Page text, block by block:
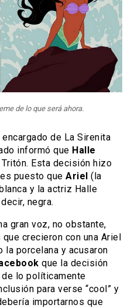
de lo que será ahora.
de La Sirenita
informó que Halle
Tritón. Esta decisión hizo
puesto que Ariel (la
y la actriz Halle
negra.
gran voz, no obstante,
crecieron con una Ariel
la porcelana y acusaron
que la decisión
lo políticamente
para verse “cool” y
importarnos que